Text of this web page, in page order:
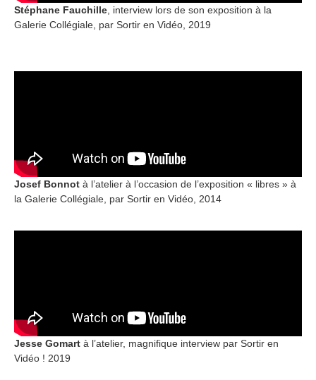
Stéphane Fauchille, interview lors de son exposition à la
Galerie Collégiale, par Sortir en Vidéo, 2019
Josef Bonnot à l’atelier à l’occasion de l’exposition « libres » à
la Galerie Collégiale, par Sortir en Vidéo, 2014
Jesse Gomart à l’atelier, magnifique interview par Sortir en
Vidéo ! 2019